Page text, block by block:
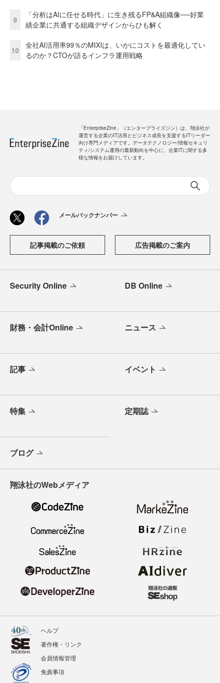
9
「分析はAIに任せる時代」に生き残るFP&A組織像──好業
績企業に共通する組織デザインからひも解く
10
全社AI活用率99％のMIXIは、いかにコストを最適化してい
るのか？CTOが語るインフラ運用戦略
「EnterpriseZine」（エンタープライズジン）は、翔泳社が
運営する企業のIT活用とビジネス成長を支援するITリーダー
向け専門メディアです。データテクノロジー/情報セキュリ
ティ/システム運用の最新動向を中心に、企業ITに関する多
様な情報をお届けしています。
メールバックナンバー
記事掲載のご依頼 広告掲載のご案内
Security Online DB Online
財務・会計Online ニュース
記事 イベント
特集 定期誌
ブログ
翔泳社のWebメディア
ヘルプ
著作権・リンク
会員情報管理
免責事項